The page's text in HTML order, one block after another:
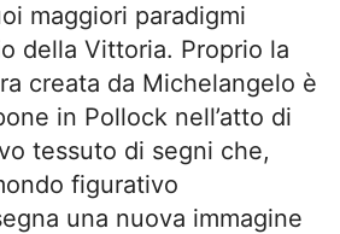
maggiori paradigmi
della Vittoria. Proprio la
creata da Michelangelo è
in Pollock nell’atto di
tessuto di segni che,
figurativo
una nuova immagine